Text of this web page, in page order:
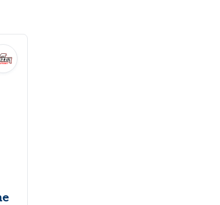
is mogelijk met de tabtoets. U kunt